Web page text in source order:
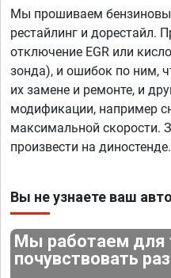
Мы прошиваем
рестайлинг и дорестайл.
отключение EGR или
зонда), и ошибок по ним,
их замене и ремонте, и
модификации, например
максимальной скорости.
произвести на диностенде.
Вы не узнаете ваш
Мы работаем для
почувствовать